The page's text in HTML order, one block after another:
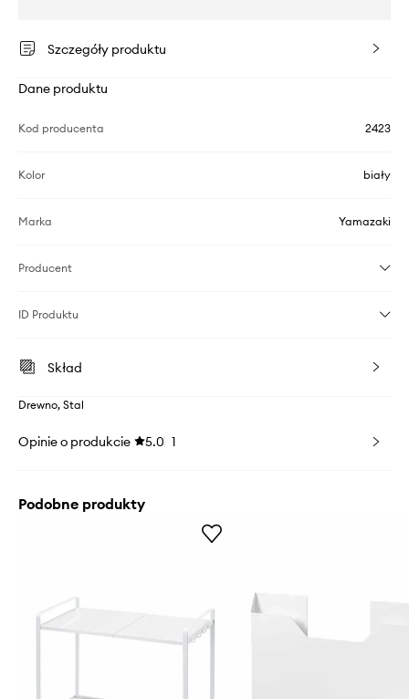
Szczegóły produktu
Dane produktu
Kod producenta 2423
Kolor biały
Marka Yamazaki
Producent
ID Produktu
Skład
Drewno, Stal
Opinie o produkcie 5.0 1
Podobne produkty